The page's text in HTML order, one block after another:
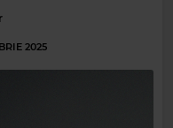
2025